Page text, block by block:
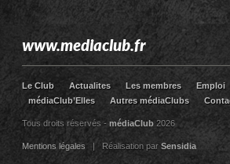
www.mediaclub.fr
Le Club Actualites Les membres Emploi
médiaClub’Elles
Autres médiaClubs
Tous droits réservés -médiaClub 2026
Mentions légales| Réalisation parSensidia